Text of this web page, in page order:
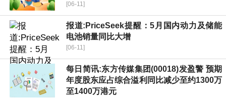
[06-11]
报道:PriceSeek提醒：5月国内动力及储能
电池销量同比大增
[06-11]
每日简讯:东方传媒集团(00018)发盈警 预期
年度股东应占综合溢利同比减少至约1300万
至1400万港元